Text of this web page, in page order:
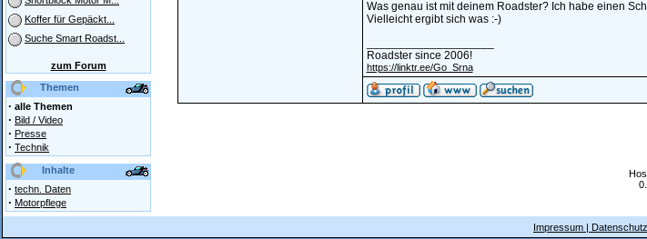
Koffer für Gepäckt...
Suche Smart Roadst...
zum Forum
Themen
· alle Themen
· Bild / Video
· Presse
· Technik
Inhalte
· techn. Daten
· Motorpflege
Was genau ist mit deinem Roadster? Ich habe einen
Vielleicht ergibt sich was :-)
Roadster since 2006!
https://linktr.ee/Go_Srna
Impressum |